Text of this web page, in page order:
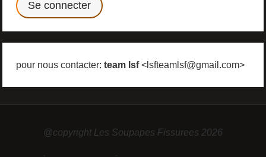
pour nous contacter: team lsf<lsfteamlsf@gmail.com>
@copyright Les Soupapes Fissurees 2026